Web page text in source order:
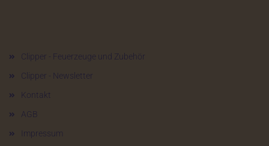
Clipper - Feuerzeuge und Zubehör
Clipper - Newsletter
Kontakt
AGB
Impressum